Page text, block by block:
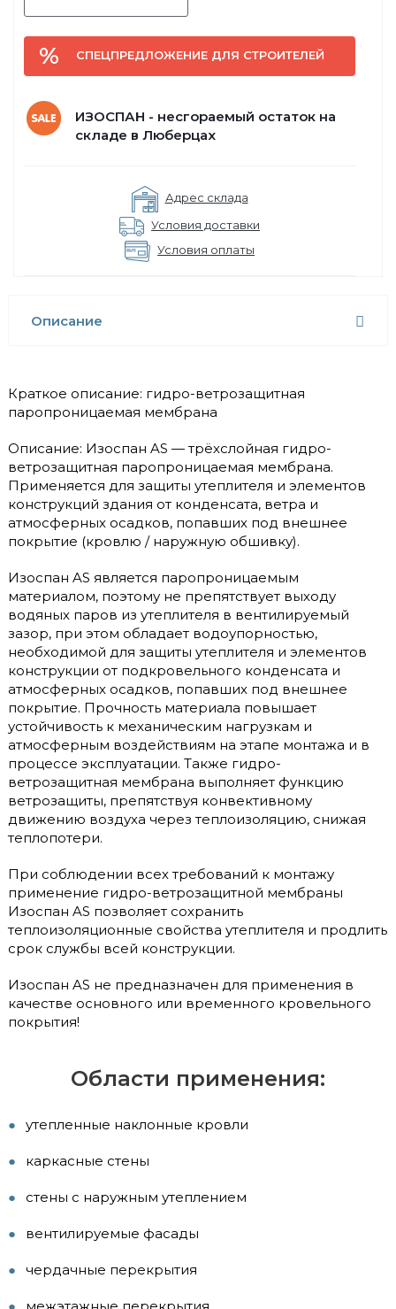
СПЕЦПРЕДЛОЖЕНИЕ ДЛЯ СТРОИТЕЛЕЙ
ИЗОСПАН - несгораемый остаток на
складе в Люберцах
Адрес склада
Условия доставки
Условия оплаты
Описание
Краткое описание: гидро-ветрозащитная
паропроницаемая мембрана
Описание: Изоспан AS — трёхслойная гидро-
ветрозащитная паропроницаемая мембрана.
Применяется для защиты утеплителя и элементов
конструкций здания от конденсата, ветра и
атмосферных осадков, попавших под внешнее
покрытие (кровлю / наружную обшивку).
Изоспан AS является паропроницаемым
материалом, поэтому не препятствует выходу
водяных паров из утеплителя в вентилируемый
зазор, при этом обладает водоупорностью,
необходимой для защиты утеплителя и элементов
конструкции от подкровельного конденсата и
атмосферных осадков, попавших под внешнее
покрытие. Прочность материала повышает
устойчивость к механическим нагрузкам и
атмосферным воздействиям на этапе монтажа и в
процессе эксплуатации. Также гидро-
ветрозащитная мембрана выполняет функцию
ветрозащиты, препятствуя конвективному
движению воздуха через теплоизоляцию, снижая
теплопотери.
При соблюдении всех требований к монтажу
применение гидро-ветрозащитной мембраны
Изоспан AS позволяет сохранить
теплоизоляционные свойства утеплителя и продлить
срок службы всей конструкции.
Изоспан AS не предназначен для применения в
качестве основного или временного кровельного
покрытия!
Области применения:
утепленные наклонные кровли
каркасные стены
стены с наружным утеплением
вентилируемые фасады
чердачные перекрытия
межэтажные перекрытия